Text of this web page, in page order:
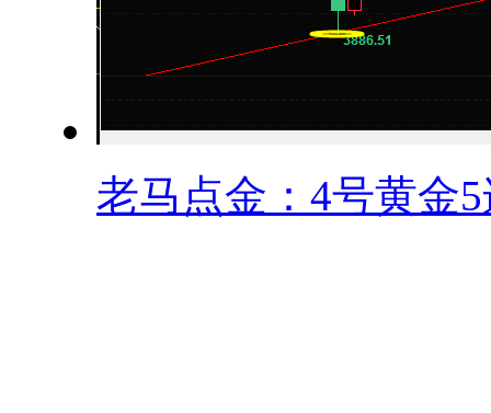
老马点金：4号黄金5